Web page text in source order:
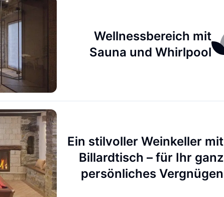
Wellnessbereich mit
Sauna und Whirlpool
Ein stilvoller Weinkeller mit
Billardtisch – für Ihr ganz
persönliches Vergnügen